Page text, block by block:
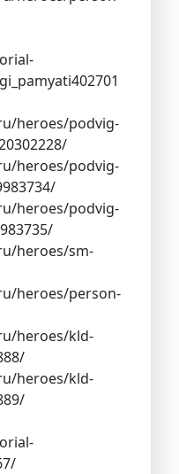
heroes/podvig-
heroes/podvig-
heroes/podvig-
heroes/sm-
heroes/person-
heroes/kld-
heroes/kld-